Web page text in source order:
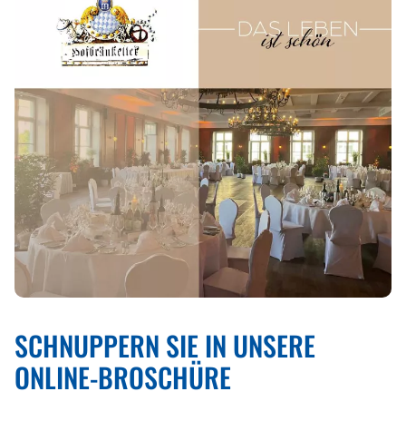
SCHNUPPERN SIE IN UNSERE
ONLINE-BROSCHÜRE